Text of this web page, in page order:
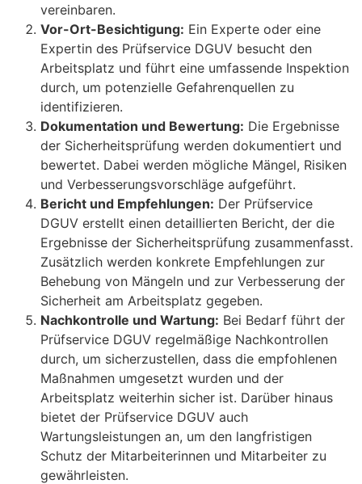
vereinbaren.
Vor-Ort-Besichtigung: Ein Experte oder eine
Expertin des Prüfservice DGUV besucht den
Arbeitsplatz und führt eine umfassende Inspektion
durch, um potenzielle Gefahrenquellen zu
identifizieren.
Dokumentation und Bewertung: Die Ergebnisse
der Sicherheitsprüfung werden dokumentiert und
bewertet. Dabei werden mögliche Mängel, Risiken
und Verbesserungsvorschläge aufgeführt.
Bericht und Empfehlungen: Der Prüfservice
DGUV erstellt einen detaillierten Bericht, der die
Ergebnisse der Sicherheitsprüfung zusammenfasst.
Zusätzlich werden konkrete Empfehlungen zur
Behebung von Mängeln und zur Verbesserung der
Sicherheit am Arbeitsplatz gegeben.
Nachkontrolle und Wartung: Bei Bedarf führt der
Prüfservice DGUV regelmäßige Nachkontrollen
durch, um sicherzustellen, dass die empfohlenen
Maßnahmen umgesetzt wurden und der
Arbeitsplatz weiterhin sicher ist. Darüber hinaus
bietet der Prüfservice DGUV auch
Wartungsleistungen an, um den langfristigen
Schutz der Mitarbeiterinnen und Mitarbeiter zu
gewährleisten.